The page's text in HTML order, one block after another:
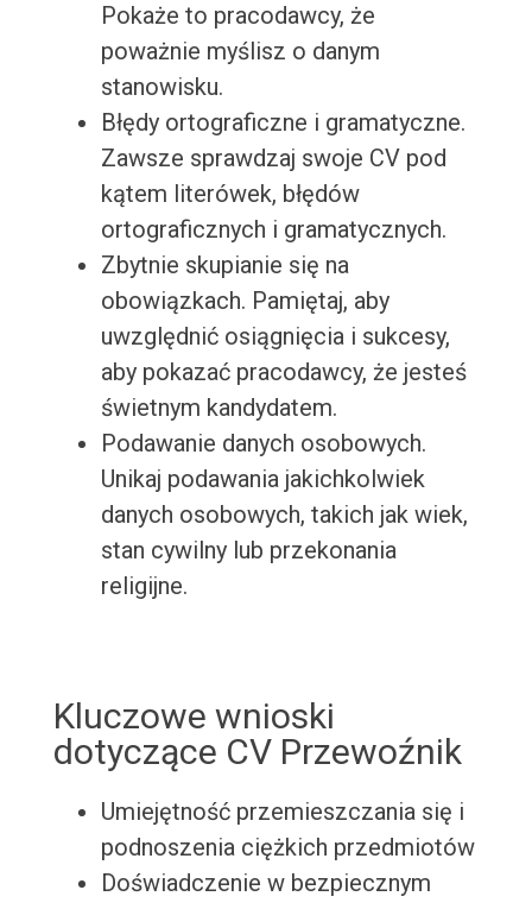
Pokaże to pracodawcy, że
poważnie myślisz o danym
stanowisku.
Błędy ortograficzne i gramatyczne.
Zawsze sprawdzaj swoje CV pod
kątem literówek, błędów
ortograficznych i gramatycznych.
Zbytnie skupianie się na
obowiązkach. Pamiętaj, aby
uwzględnić osiągnięcia i sukcesy,
aby pokazać pracodawcy, że jesteś
świetnym kandydatem.
Podawanie danych osobowych.
Unikaj podawania jakichkolwiek
danych osobowych, takich jak wiek,
stan cywilny lub przekonania
religijne.
Kluczowe wnioski
dotyczące CV Przewoźnik
Umiejętność przemieszczania się i
podnoszenia ciężkich przedmiotów
Doświadczenie w bezpiecznym